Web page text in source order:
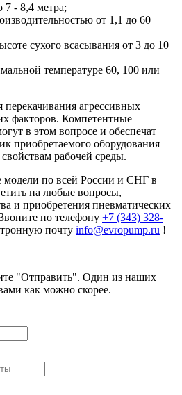
7 - 8,4 метра;
от 1,1 до 60
сухого всасывания от 3 до 10
температуре 60, 100 или
агрессивных
факторов. Компетентные
в этом вопросе и обеспечат
приобретаемого оборудования
рабочей среды.
модели по всей России и СНГ в
на любые вопросы,
и приобретения пневматических
по телефону +7 (343) 328-
почту info@evropump.ru !
"Отправить". Один из наших
как можно скорее.